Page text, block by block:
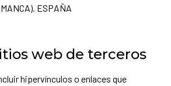
ESPAÑA
web de terceros
hipervínculos o enlaces que